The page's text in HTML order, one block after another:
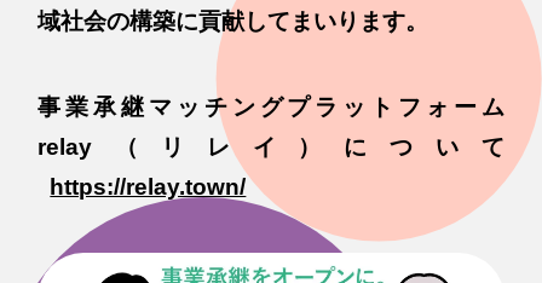
域社会の構築に貢献してまいります。
事業承継マッチングプラットフォーム
relay（リレイ）について
https://relay.town/